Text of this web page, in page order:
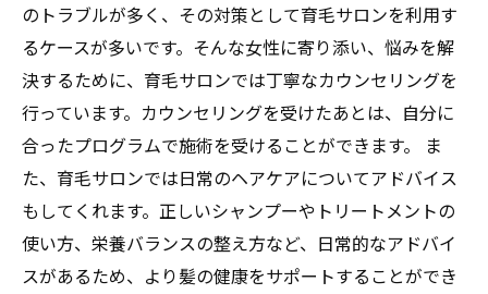
のトラブルが多く、その対策として育毛サロンを利用す
るケースが多いです。そんな女性に寄り添い、悩みを解
決するために、育毛サロンでは丁寧なカウンセリングを
行っています。カウンセリングを受けたあとは、自分に
合ったプログラムで施術を受けることができます。 ま
た、育毛サロンでは日常のヘアケアについてアドバイス
もしてくれます。正しいシャンプーやトリートメントの
使い方、栄養バランスの整え方など、日常的なアドバイ
スがあるため、より髪の健康をサポートすることができ